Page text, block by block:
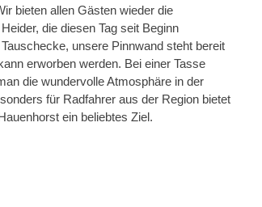
bieten allen Gästen wieder die
die diesen Tag seit Beginn
unsere Pinnwand steht bereit
erworben werden. Bei einer Tasse
die wundervolle Atmosphäre in der
für Radfahrer aus der Region bietet
ein beliebtes Ziel.